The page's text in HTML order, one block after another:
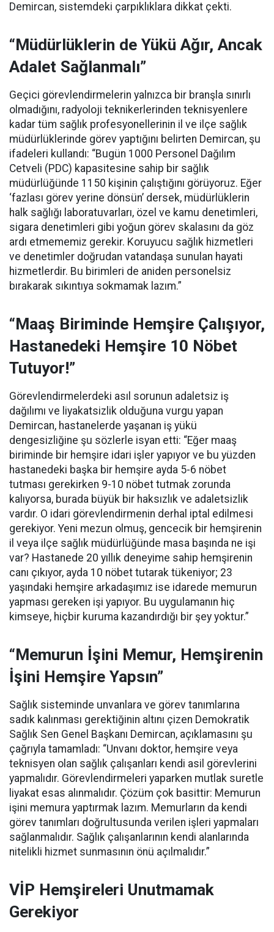
Demircan, sistemdeki çarpıklıklara dikkat çekti.
“Müdürlüklerin de Yükü Ağır, Ancak
Adalet Sağlanmalı”
Geçici görevlendirmelerin yalnızca bir branşla sınırlı
olmadığını, radyoloji teknikerlerinden teknisyenlere
kadar tüm sağlık profesyonellerinin il ve ilçe sağlık
müdürlüklerinde görev yaptığını belirten Demircan, şu
ifadeleri kullandı: “Bugün 1000 Personel Dağılım
Cetveli (PDC) kapasitesine sahip bir sağlık
müdürlüğünde 1150 kişinin çalıştığını görüyoruz. Eğer
‘fazlası görev yerine dönsün’ dersek, müdürlüklerin
halk sağlığı laboratuvarları, özel ve kamu denetimleri,
sigara denetimleri gibi yoğun görev skalasını da göz
ardı etmememiz gerekir. Koruyucu sağlık hizmetleri
ve denetimler doğrudan vatandaşa sunulan hayati
hizmetlerdir. Bu birimleri de aniden personelsiz
bırakarak sıkıntıya sokmamak lazım.”
“Maaş Biriminde Hemşire Çalışıyor,
Hastanedeki Hemşire 10 Nöbet
Tutuyor!”
Görevlendirmelerdeki asıl sorunun adaletsiz iş
dağılımı ve liyakatsizlik olduğuna vurgu yapan
Demircan, hastanelerde yaşanan iş yükü
dengesizliğine şu sözlerle isyan etti: “Eğer maaş
biriminde bir hemşire idari işler yapıyor ve bu yüzden
hastanedeki başka bir hemşire ayda 5-6 nöbet
tutması gerekirken 9-10 nöbet tutmak zorunda
kalıyorsa, burada büyük bir haksızlık ve adaletsizlik
vardır. O idari görevlendirmenin derhal iptal edilmesi
gerekiyor. Yeni mezun olmuş, gencecik bir hemşirenin
il veya ilçe sağlık müdürlüğünde masa başında ne işi
var? Hastanede 20 yıllık deneyime sahip hemşirenin
canı çıkıyor, ayda 10 nöbet tutarak tükeniyor; 23
yaşındaki hemşire arkadaşımız ise idarede memurun
yapması gereken işi yapıyor. Bu uygulamanın hiç
kimseye, hiçbir kuruma kazandırdığı bir şey yoktur.”
“Memurun İşini Memur, Hemşirenin
İşini Hemşire Yapsın”
Sağlık sisteminde unvanlara ve görev tanımlarına
sadık kalınması gerektiğinin altını çizen Demokratik
Sağlık Sen Genel Başkanı Demircan, açıklamasını şu
çağrıyla tamamladı: “Unvanı doktor, hemşire veya
teknisyen olan sağlık çalışanları kendi asil görevlerini
yapmalıdır. Görevlendirmeleri yaparken mutlak suretle
liyakat esas alınmalıdır. Çözüm çok basittir: Memurun
işini memura yaptırmak lazım. Memurların da kendi
görev tanımları doğrultusunda verilen işleri yapmaları
sağlanmalıdır. Sağlık çalışanlarının kendi alanlarında
nitelikli hizmet sunmasının önü açılmalıdır.”
VİP Hemşireleri Unutmamak
Gerekiyor